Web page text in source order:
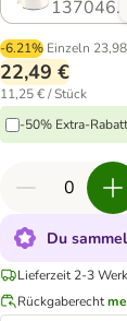
137046.7
-6.21% Einzeln
22,49 €
11,25 € / Stück
-50% Extra-
Du
Lieferzeit 2-3
Rückgaberecht